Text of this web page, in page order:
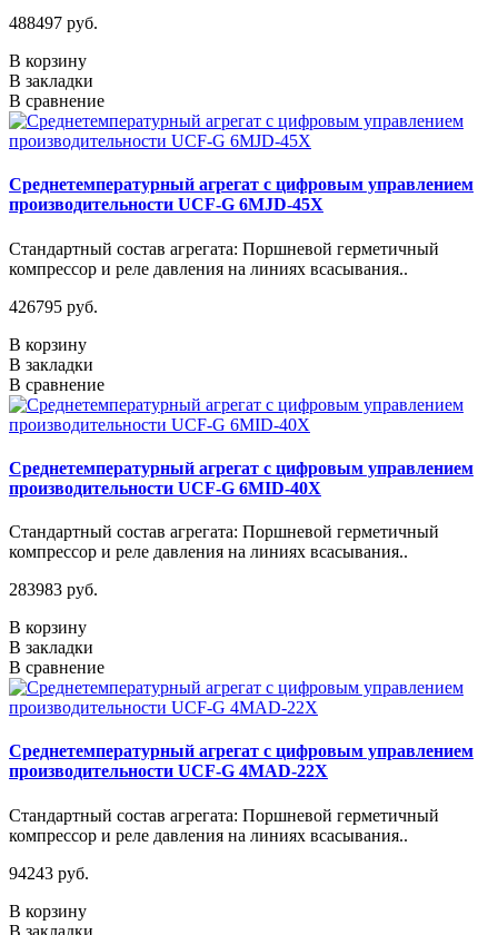
488497 руб.
В корзину
В закладки
В сравнение
Среднетемпературный агрегат с цифровым управлением
производительности UCF-G 6MJD-45X
Стандартный состав агрегата: Поршневой герметичный
компрессор и реле давления на линиях всасывания..
426795 руб.
В корзину
В закладки
В сравнение
Среднетемпературный агрегат с цифровым управлением
производительности UCF-G 6MID-40X
Стандартный состав агрегата: Поршневой герметичный
компрессор и реле давления на линиях всасывания..
283983 руб.
В корзину
В закладки
В сравнение
Среднетемпературный агрегат с цифровым управлением
производительности UCF-G 4МАD-22Х
Стандартный состав агрегата: Поршневой герметичный
компрессор и реле давления на линиях всасывания..
94243 руб.
В корзину
В закладки